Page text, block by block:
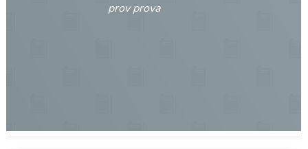
prov prova